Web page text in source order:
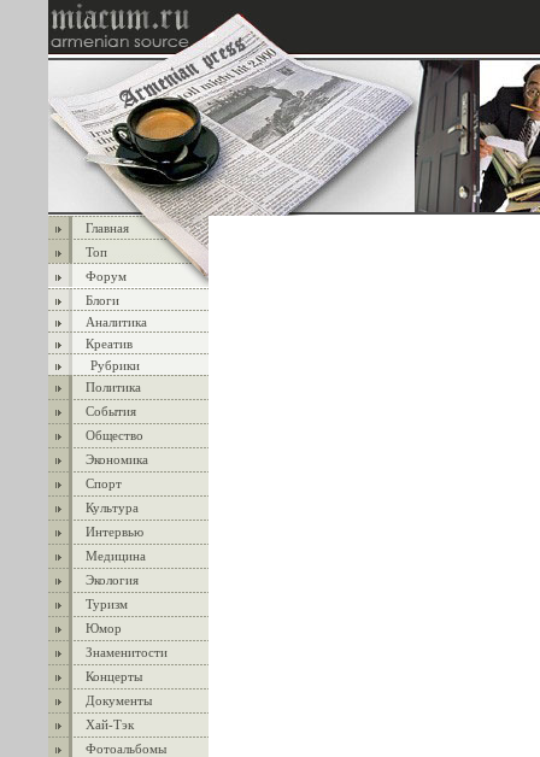
Главная
Топ
Форум
Блоги
Аналитика
Креатив
Рубрики
Политика
События
Общество
Экономика
Спорт
Культура
Интервью
Медицина
Экология
Туризм
Юмор
Знаменитости
Концерты
Документы
Хай-Тэк
Фотоальбомы